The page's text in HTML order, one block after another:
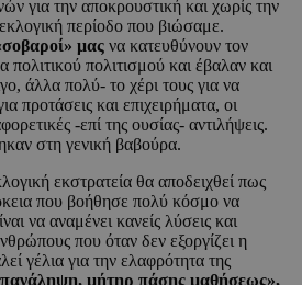
για την αποκρουστική και χωρίς την
περίοδο που βιώσαμε.
μας να κατευθύνουν τον
πολιτικού πολιτισμού και έβαλαν και
άλλα πολύ- το χέρι τους για να
προτάσεις και επιχειρήματα, οι
-επί της ουσίας- αντιλήψεις.
στη γενική βαβούρα.
εκστρατεία θα αποδειχθεί πως
που βοήθησε πολύ κόσμο να
να αναμένει κανείς λύσεις και
που όταν δεν εξοργίζει η
γέλια για την ελαφρότητα της
μήτηρ πάσης μαθήσεως»,